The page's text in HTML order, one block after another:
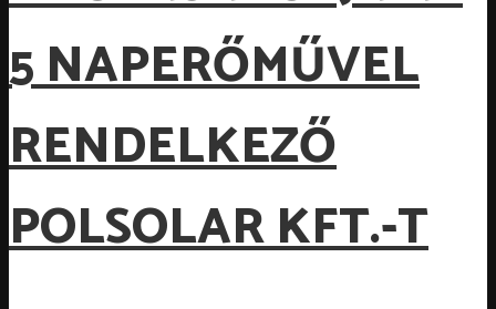
5 NAPERŐMŰVEL
RENDELKEZŐ
POLSOLAR KFT.-T